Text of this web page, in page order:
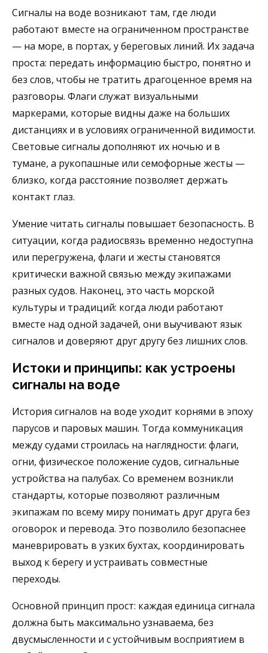
Сигналы на воде возникают там, где люди
работают вместе на ограниченном пространстве
— на море, в портах, у береговых линий. Их задача
проста: передать информацию быстро, понятно и
без слов, чтобы не тратить драгоценное время на
разговоры. Флаги служат визуальными
маркерами, которые видны даже на больших
дистанциях и в условиях ограниченной видимости.
Световые сигналы дополняют их ночью и в
тумане, а рукопашные или семофорные жесты —
близко, когда расстояние позволяет держать
контакт глаз.
Умение читать сигналы повышает безопасность. В
ситуации, когда радиосвязь временно недоступна
или перегружена, флаги и жесты становятся
критически важной связью между экипажами
разных судов. Наконец, это часть морской
культуры и традиций: когда люди работают
вместе над одной задачей, они выучивают язык
сигналов и доверяют друг другу без лишних слов.
Истоки и принципы: как устроены
сигналы на воде
История сигналов на воде уходит корнями в эпоху
парусов и паровых машин. Тогда коммуникация
между судами строилась на наглядности: флаги,
огни, физическое положение судов, сигнальные
устройства на палубах. Со временем возникли
стандарты, которые позволяют различным
экипажам по всему миру понимать друг друга без
оговорок и перевода. Это позволило безопаснее
маневрировать в узких бухтах, координировать
выход к берегу и устраивать совместные
переходы.
Основной принцип прост: каждая единица сигнала
должна быть максимально узнаваема, без
двусмысленности и с устойчивым восприятием в